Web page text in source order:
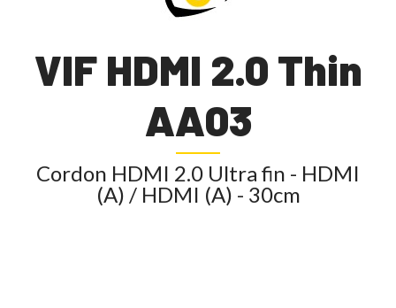
VIF HDMI 2.0 Thin
AA03
Cordon HDMI 2.0 Ultra fin - HDMI
(A) / HDMI (A) - 30cm